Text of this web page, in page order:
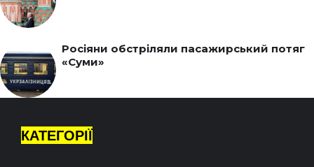
Росіяни обстріляли пасажирський потяг
«Суми»
КАТЕГОРІЇ